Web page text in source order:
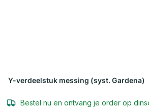
Y-verdeelstuk messing (syst. Gardena)
Bestel nu en ontvang je order op